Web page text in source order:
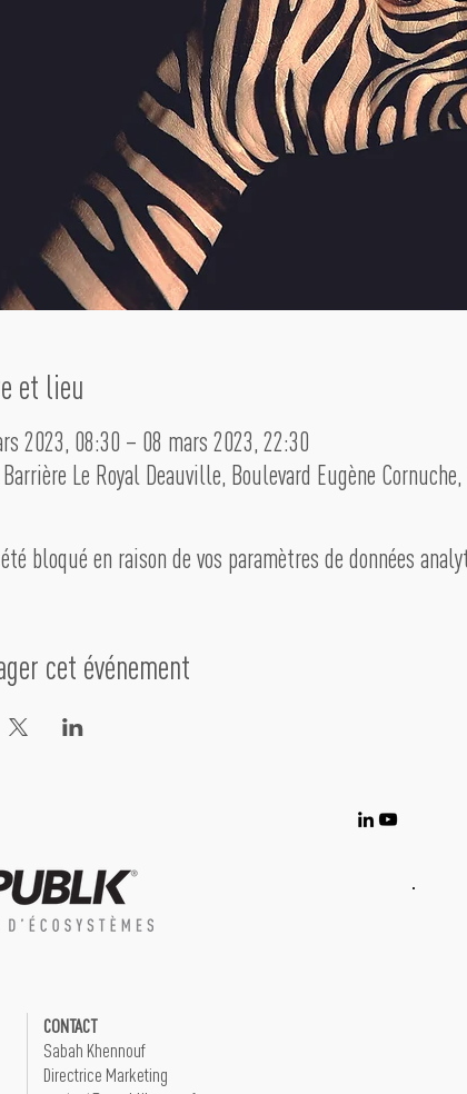
et lieu
2023, 08:30 – 08 mars 2023, 22:30
Le Royal Deauville, Boulevard Eugène
bloqué en raison de vos paramètres de données
cet événement
CONTACT
Sabah Khennouf
Directrice Marketing